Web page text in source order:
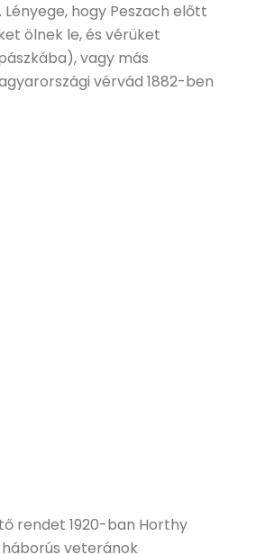
hogy Peszach előtt
ölnek le, és vérüket
vagy más
vérvád 1882-ben
rendet 1920-ban Horthy
veteránok